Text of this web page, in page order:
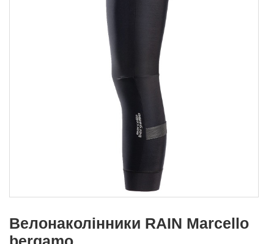
Велонаколінники RAIN Marcello